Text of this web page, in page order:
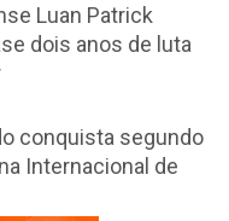
Luan Patrick
dois anos de luta
conquista segundo
Internacional de